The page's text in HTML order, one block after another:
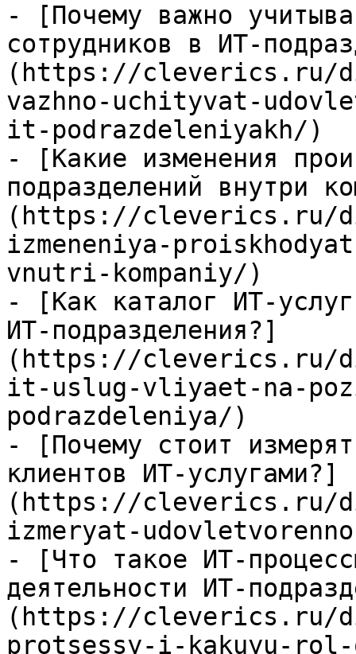
- [Почему важно
сотрудников в ИТ-
(https://cleverics.ru/
vazhno-uchityvat-
it-podrazdeleniyakh/)
- [Какие изменения
подразделений внутри
(https://cleverics.ru/
izmeneniya-
vnutri-kompaniy/)
- [Как каталог ИТ-услуг
ИТ-подразделения?]
(https://cleverics.ru/
it-uslug-vliyaet-na-
podrazdeleniya/)
- [Почему стоит
клиентов ИТ-услугами?]
(https://cleverics.ru/
izmeryat-
- [Что такое ИТ-
деятельности ИТ-
(https://cleverics.ru/
protsessy-i-kakuyu-